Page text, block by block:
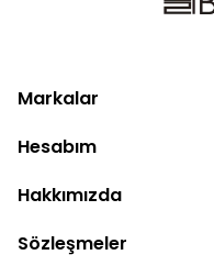
Markalar
Hesabım
Hakkımızda
Sözleşmeler